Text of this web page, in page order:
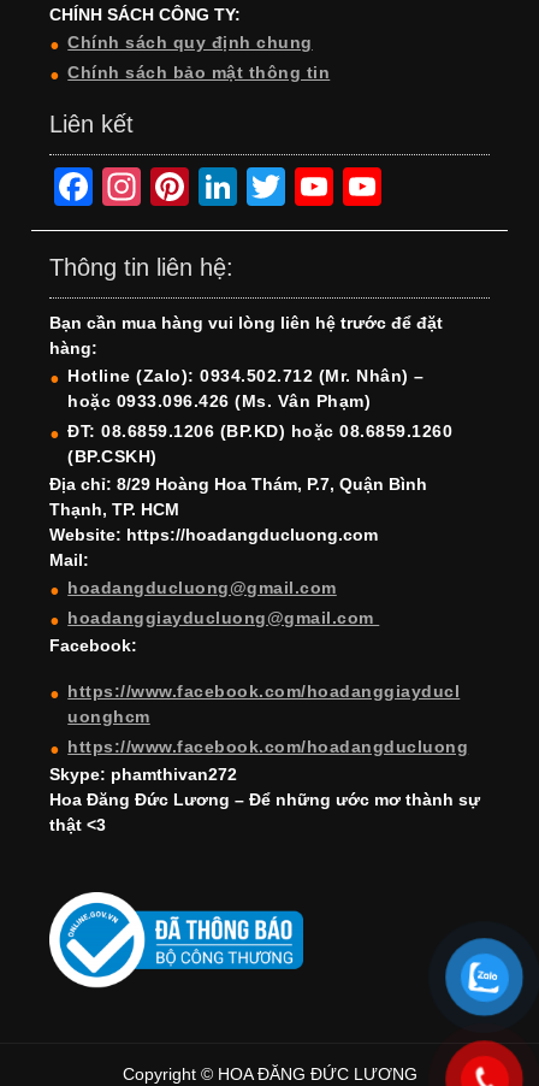
CHÍNH SÁCH CÔNG TY:
Chính sách quy định chung
Chính sách bảo mật thông tin
Liên kết
F
a
c
e
b
o
o
k
In
st
a
gr
a
m
Pi
nt
er
e
st
Li
n
e
dI
n
T
wi
er
Y
o
T
u
b
e
o
T
u
b
e
h
Thông tin liên hệ:
Bạn cần mua hàng vui lòng liên hệ trước để đặt
hàng:
Hotline (Zalo): 0934.502.712 (Mr. Nhân) –
hoặc 0933.096.426 (Ms. Vân Phạm)
ĐT: 08.6859.1206 (BP.KD) hoặc 08.6859.1260
(BP.CSKH)
Địa chỉ: 8/29 Hoàng Hoa Thám, P.7, Quận Bình
Thạnh, TP. HCM
Website: https://hoadangducluong.com
Mail:
hoadangducluong@gmail.com
hoadanggiayducluong@gmail.com
Facebook:
https://www.facebook.com/hoadanggiayducl
uonghcm
https://www.facebook.com/hoadangducluong
Skype: phamthivan272
Hoa Đăng Đức Lương – Để những ước mơ thành sự
thật <3
Copyright © HOA ĐĂNG ĐỨC LƯƠNG